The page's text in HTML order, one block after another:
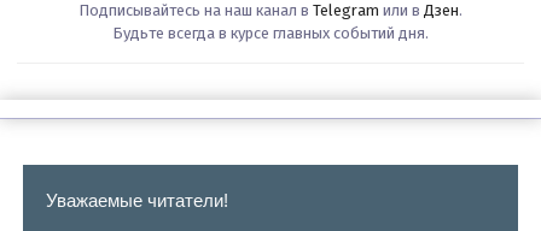
Подписывайтесь на наш канал в Telegram или в Дзен.
Будьте всегда в курсе главных событий дня.
Уважаемые читатели!